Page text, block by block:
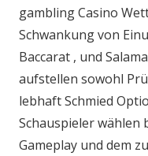
gambling Casino
Schwankung von
Baccarat , und
aufstellen sowohl
lebhaft Schmied
Schauspieler wählen
Gameplay und dem